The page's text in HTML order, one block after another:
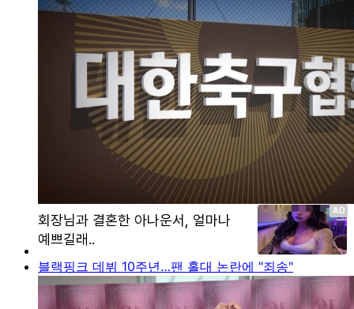
블랙핑크 데뷔 10주년…팬 홀대 논란에 "죄송"